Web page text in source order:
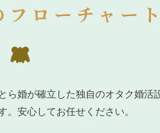
ローチャート
婚が確立した独自のオタク婚
安心してお任せください。